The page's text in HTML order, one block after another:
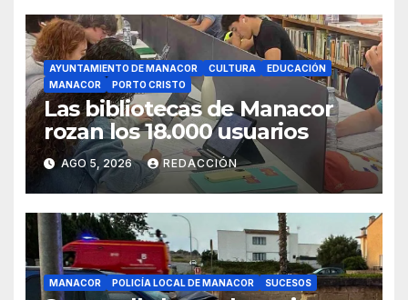
AYUNTAMIENTO DE MANACOR CULTURA
EDUCACIÓN
MANACOR
PORTO CRISTO
Las bibliotecas de Manacor
rozan los 18.000 usuarios
AGO 5, 2026 REDACCIÓN
MANACOR POLICÍA LOCAL DE MANACOR SUCESOS